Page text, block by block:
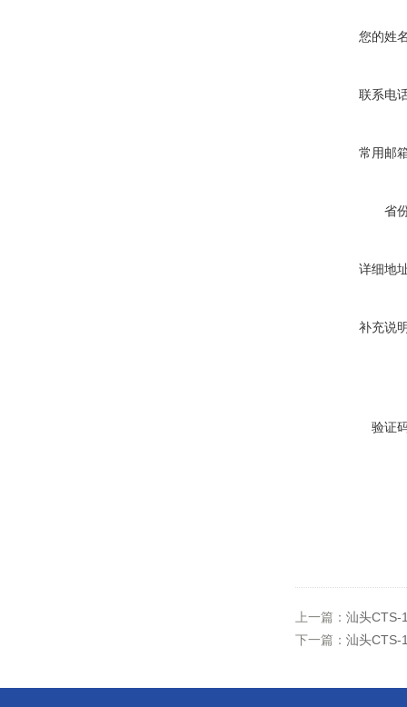
您的姓
联系电
常用邮
省
详细地
补充说
验证
上一篇： 汕头CTS-
下一篇： 汕头CTS-